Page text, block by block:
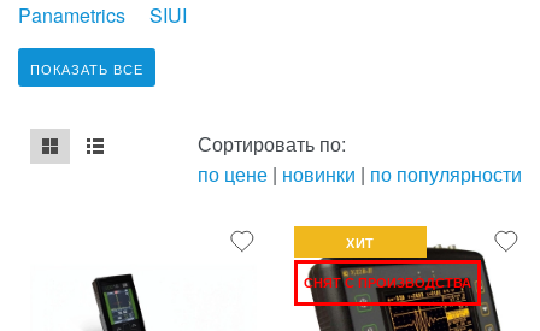
Panametrics
SIUI
ПОКАЗАТЬ ВСЕ
mse2_chunk_default
mse2_chunk_alternate
Сортировать по:
по цене | новинки | по популярности
ХИТ
СНЯТ С ПРОИЗВОДСТВА